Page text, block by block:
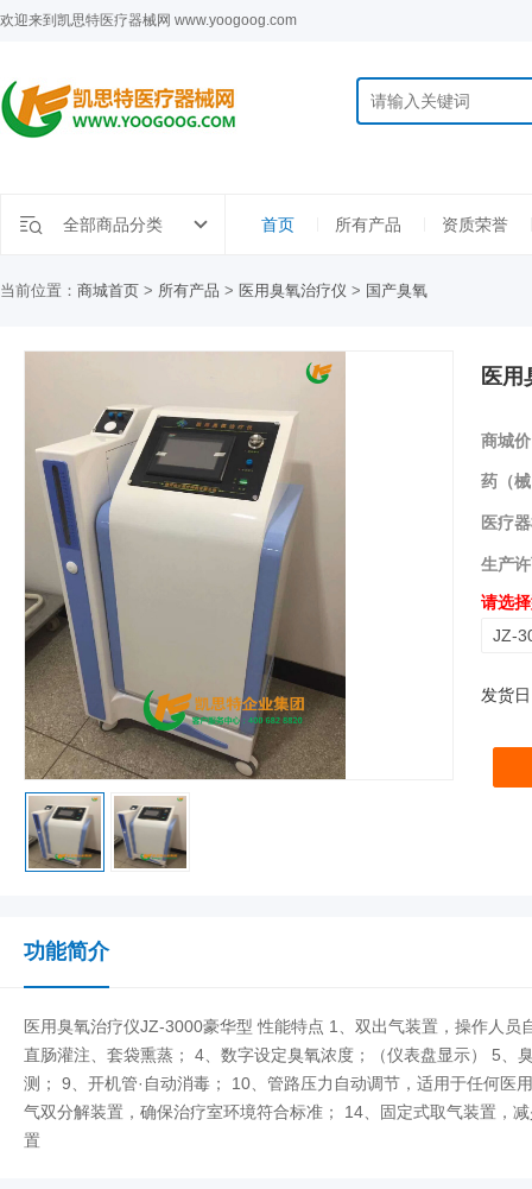
欢迎来到凯思特医疗器械网 www.yoogoog.com
全部商品分类 首页 所有产品 资质荣誉
当前位置： 商城首页 > 所有产品 > 医用臭氧治疗仪 > 国产臭氧
医用
商城
药（
医疗
生产
请选
JZ-
发货
功能简介
医用臭氧治疗仪JZ-3000豪华型 性能特点 1、双出气装置，操作人
直肠灌注、套袋熏蒸； 4、数字设定臭氧浓度；（仪表盘显示） 5
测； 9、开机管·自动消毒； 10、管路压力自动调节，适用于任何
气双分解装置，确保治疗室环境符合标准； 14、固定式取气装置，
置